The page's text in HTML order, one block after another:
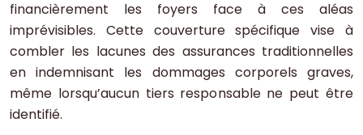
financièrement les foyers face à ces aléas
imprévisibles. Cette couverture spécifique vise à
combler les lacunes des assurances traditionnelles
en indemnisant les dommages corporels graves,
même lorsqu’aucun tiers responsable ne peut être
identifié.